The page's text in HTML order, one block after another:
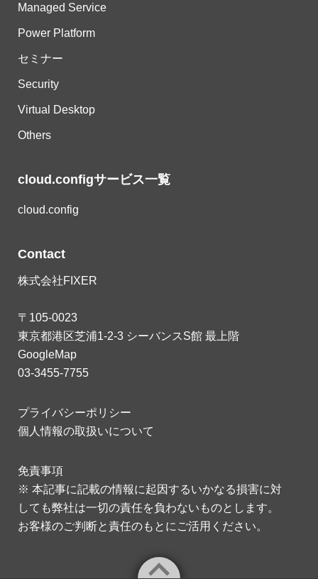
Managed Service
Power Platform
セミナー
Security
Virtual Desktop
Others
cloud.configサービス一覧
cloud.config
Contact
株式会社FIXER
〒105-0023
東京都港区芝浦1-2-3 シーバンスS館 最上階
GoogleMap
03-3455-7755
プライバシーポリシー
個人情報の取扱いについて
免責事項
※ 本記事に記載の情報に起因するいかなる損害に対
しても弊社は一切の責任を負わないものとします。
お客様のご判断と責任のもとにご活用ください。